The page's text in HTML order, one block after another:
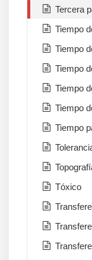
Tercera
Tiempo
Tiempo
Tiempo
Tiempo
Tiempo
Tiempo
Tóxico